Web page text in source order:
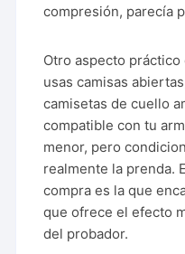
compresión, parecía
Otro aspecto
usas camisas
camisetas de cuello
compatible con tu
menor, pero
realmente la prenda.
compra es la que
que ofrece el efecto
del probador.